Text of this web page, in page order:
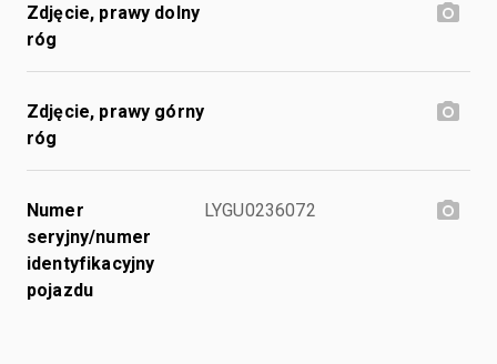
Zdjęcie, prawy dolny
róg
Zdjęcie, prawy górny
róg
Numer
seryjny/numer
identyfikacyjny
pojazdu
LYGU0236072